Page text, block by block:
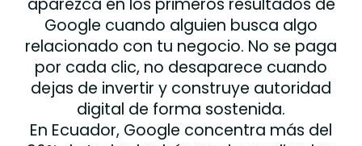
aparezca en los primeros resultados de
Google cuando alguien busca algo
relacionado con tu negocio. No se paga
por cada clic, no desaparece cuando
dejas de invertir y construye autoridad
digital de forma sostenida.
En Ecuador, Google concentra más del